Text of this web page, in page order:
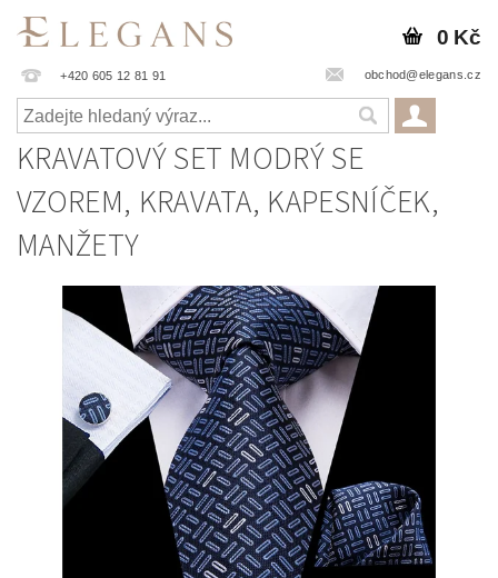
+420 605 12 81 91 obchod@elegans.cz
0 Kč
KRAVATOVÝ SET MODRÝ SE
VZOREM, KRAVATA, KAPESNÍČEK,
MANŽETY